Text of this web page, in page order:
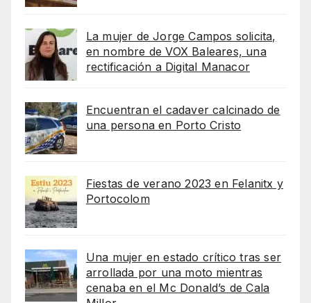
La mujer de Jorge Campos solicita,
en nombre de VOX Baleares, una
rectificación a Digital Manacor
Encuentran el cadaver calcinado de
una persona en Porto Cristo
Fiestas de verano 2023 en Felanitx y
Portocolom
Una mujer en estado crítico tras ser
arrollada por una moto mientras
cenaba en el Mc Donald’s de Cala